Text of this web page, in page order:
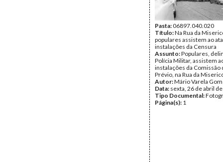
Pasta:06897.040.020
Título:Na Rua da
populares assistem ao
instalações da Censura
Assunto:Populares,
Polícia Militar, assistem
instalações da Comissão
Prévio, na Rua da
Autor:Mário Varela
Data: sexta, 26 de abril
Tipo Documental:
Página(s): 1